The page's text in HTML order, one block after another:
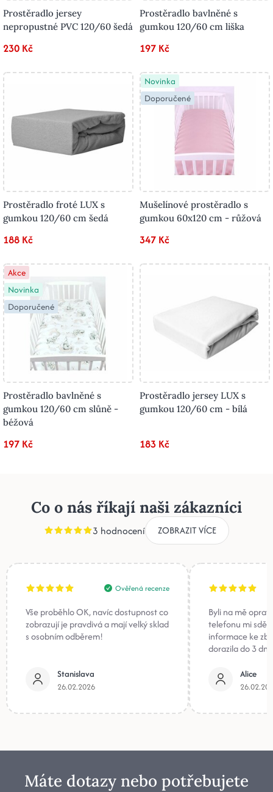
Prostěradlo jersey
nepropustné PVC 120/60 šedá
230 Kč
Prostěradlo bavlněné s
gumkou 120/60 cm liška
197 Kč
Prostěradlo froté LUX s
gumkou 120/60 cm šedá
188 Kč
Novinka
Doporučené
Mušelínové prostěradlo s
gumkou 60x120 cm - růžová
347 Kč
Akce
Novinka
Doporučené
Prostěradlo bavlněné s
gumkou 120/60 cm slůně -
béžová
197 Kč
Prostěradlo jersey LUX s
gumkou 120/60 cm - bílá
183 Kč
Co o nás říkají naši zákazníci
3 hodnocení ZOBRAZIT VÍCE
Ověřená recenze
Vše proběhlo OK, navíc dostupnost co
zobrazují je pravdivá a mají velký sklad
s osobním odběrem!
Stanislava
26.02.2026
Byli na mě
telefonu mi
informace ke
dorazila do 3
Alice
Máte dotazy nebo potřebujete